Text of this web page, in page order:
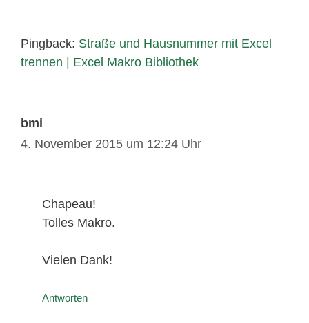
Pingback: Straße und Hausnummer mit Excel
trennen | Excel Makro Bibliothek
bmi
4. November 2015 um 12:24 Uhr
Chapeau!
Tolles Makro.
Vielen Dank!
Antworten